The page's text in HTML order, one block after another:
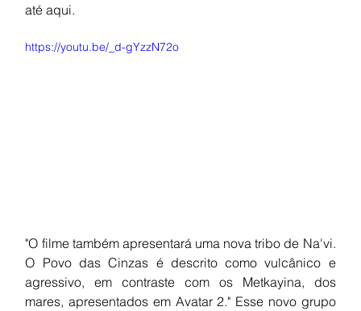
até aqui.
https://youtu.be/_d-gYzzN72o
"O filme também apresentará uma nova tribo de Na'vi.
O Povo das Cinzas é descrito como vulcânico e
agressivo, em contraste com os Metkayina, dos
mares, apresentados em Avatar 2." Esse novo grupo